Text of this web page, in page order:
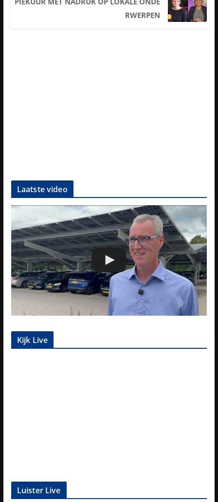
RWERPEN
Laatste video
Kijk Live
Luister Live